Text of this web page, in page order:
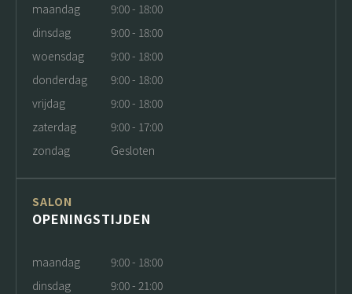
maandag
9:00 - 18:00
dinsdag
9:00 - 18:00
woensdag
9:00 - 18:00
donderdag
9:00 - 18:00
vrijdag
9:00 - 18:00
zaterdag
9:00 - 17:00
zondag
Gesloten
SALON
OPENINGSTIJDEN
maandag
9:00 - 18:00
dinsdag
9:00 - 21:00